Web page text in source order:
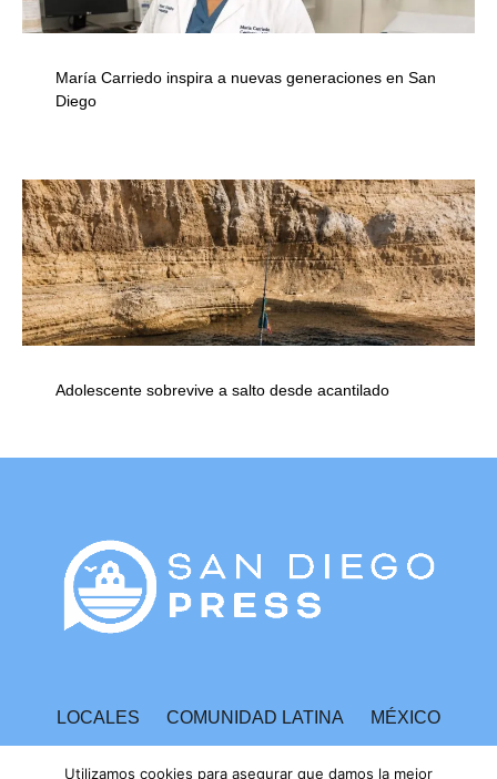
María Carriedo inspira a nuevas generaciones en San
Diego
Adolescente sobrevive a salto desde acantilado
LOCALES COMUNIDAD LATINA MÉXICO
ESPECTÁCULOS TECNOLOGÍA ECONOMÍA
Utilizamos cookies para asegurar que damos la mejor